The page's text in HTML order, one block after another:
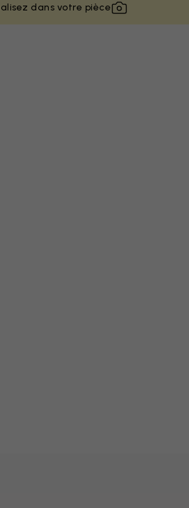
dans votre pièce